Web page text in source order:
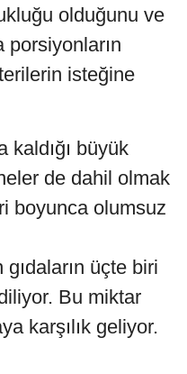
olduğunu ve
porsiyonların
isteğine
kaldığı büyük
de dahil olmak
boyunca olumsuz
üçte biri
Bu miktar
karşılık geliyor.